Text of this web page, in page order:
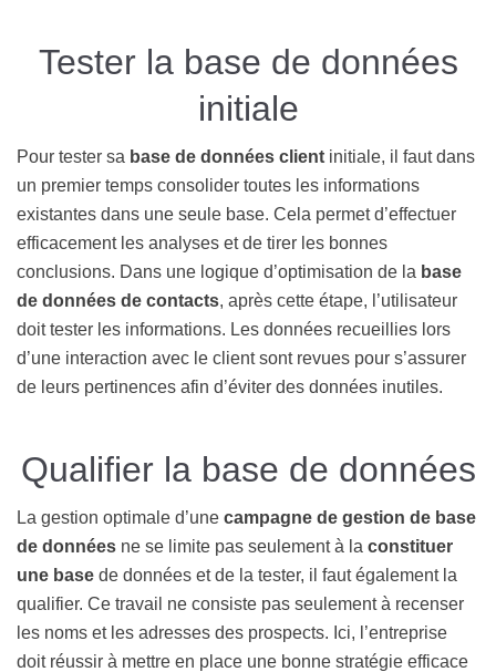
Tester la base de données
initiale
Pour tester sa base de données client initiale, il faut dans
un premier temps consolider toutes les informations
existantes dans une seule base. Cela permet d’effectuer
efficacement les analyses et de tirer les bonnes
conclusions. Dans une logique d’optimisation de la base
de données de contacts, après cette étape, l’utilisateur
doit tester les informations. Les données recueillies lors
d’une interaction avec le client sont revues pour s’assurer
de leurs pertinences afin d’éviter des données inutiles.
Qualifier la base de données
La gestion optimale d’une campagne de gestion de base
de données ne se limite pas seulement à la constituer
une base de données et de la tester, il faut également la
qualifier. Ce travail ne consiste pas seulement à recenser
les noms et les adresses des prospects. Ici, l’entreprise
doit réussir à mettre en place une bonne stratégie efficace